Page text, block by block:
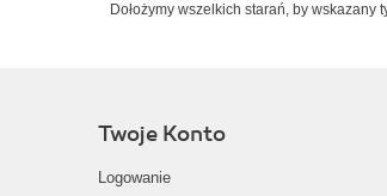
Dołożymy wszelkich starań, by wskazany
Twoje Konto
Logowanie